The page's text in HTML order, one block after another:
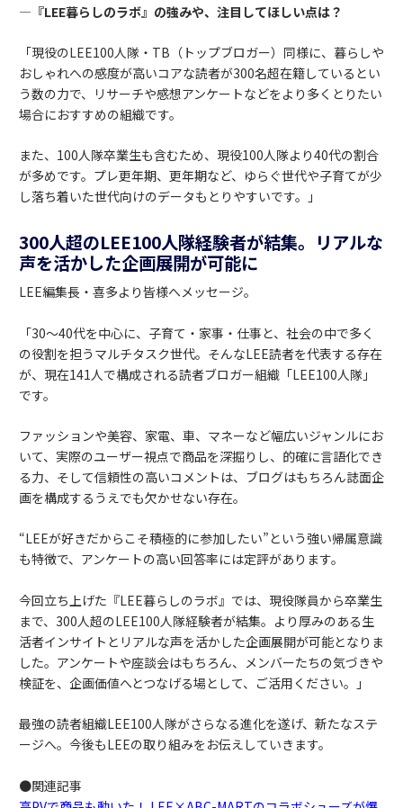
―『LEE暮らしのラボ』の強みや、注目してほしい点は？
「現役のLEE100人隊・TB（トップブロガー）同様に、暮らしや
おしゃれへの感度が高いコアな読者が300名超在籍しているとい
う数の力で、リサーチや感想アンケートなどをより多くとりたい
場合におすすめの組織です。
また、100人隊卒業生も含むため、現役100人隊より40代の割合
が多めです。プレ更年期、更年期など、ゆらぐ世代や子育てが少
し落ち着いた世代向けのデータもとりやすいです。」
300人超のLEE100人隊経験者が結集。リアルな
声を活かした企画展開が可能に
LEE編集長・喜多より皆様へメッセージ。
「30～40代を中心に、子育て・家事・仕事と、社会の中で多く
の役割を担うマルチタスク世代。そんなLEE読者を代表する存在
が、現在141人で構成される読者ブロガー組織「LEE100人隊」
です。
ファッションや美容、家電、車、マネーなど幅広いジャンルにお
いて、実際のユーザー視点で商品を深掘りし、的確に言語化でき
る力、そして信頼性の高いコメントは、ブログはもちろん誌面企
画を構成するうえでも欠かせない存在。
“LEEが好きだからこそ積極的に参加したい”という強い帰属意識
も特徴で、アンケートの高い回答率には定評があります。
今回立ち上げた『LEE暮らしのラボ』では、現役隊員から卒業生
まで、300人超のLEE100人隊経験者が結集。より厚みのある生
活者インサイトとリアルな声を活かした企画展開が可能となりま
した。アンケートや座談会はもちろん、メンバーたちの気づきや
検証を、企画価値へとつなげる場として、ご活用ください。」
最強の読者組織LEE100人隊がさらなる進化を遂げ、新たなステ
ージへ。今後もLEEの取り組みをお伝えしていきます。
●関連記事